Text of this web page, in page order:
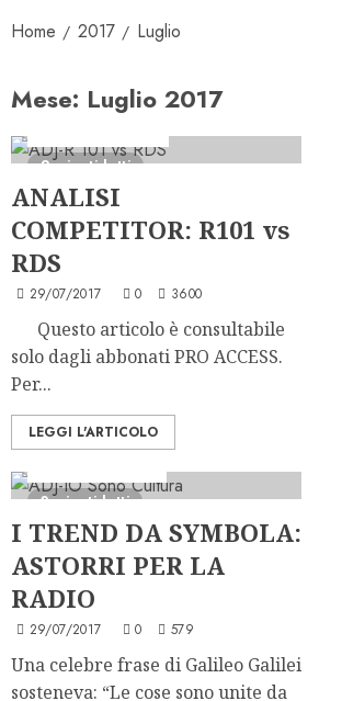
Home 2017 Luglio
Mese: Luglio 2017
9 minuti letti
Analisi Competitor
ANALISI
COMPETITOR: R101 vs
RDS
29/07/2017 0 3600
Questo articolo è consultabile
solo dagli abbonati PRO ACCESS.
Per...
LEGGI L'ARTICOLO
2 minuti letti
I TREND DA SYMBOLA:
ASTORRI PER LA
RADIO
29/07/2017 0 579
Una celebre frase di Galileo Galilei
sosteneva: “Le cose sono unite da